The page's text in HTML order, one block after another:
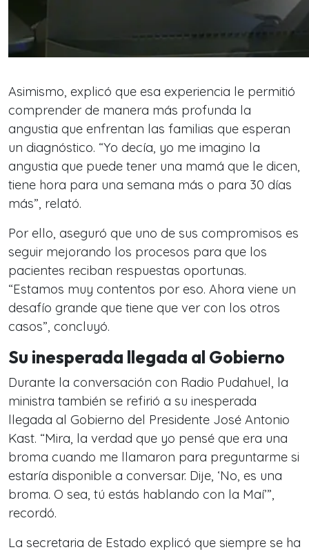
Asimismo, explicó que esa experiencia le permitió
comprender de manera más profunda la
angustia que enfrentan las familias que esperan
un diagnóstico. “Yo decía, yo me imagino la
angustia que puede tener una mamá que le dicen,
tiene hora para una semana más o para 30 días
más”, relató.
Por ello, aseguró que uno de sus compromisos es
seguir mejorando los procesos para que los
pacientes reciban respuestas oportunas.
“Estamos muy contentos por eso. Ahora viene un
desafío grande que tiene que ver con los otros
casos”, concluyó.
Su inesperada llegada al Gobierno
Durante la conversación con Radio Pudahuel, la
ministra también se refirió a su inesperada
llegada al Gobierno del Presidente José Antonio
Kast. “Mira, la verdad que yo pensé que era una
broma cuando me llamaron para preguntarme si
estaría disponible a conversar. Dije, ‘No, es una
broma. O sea, tú estás hablando con la Maí’”,
recordó.
La secretaria de Estado explicó que siempre se ha